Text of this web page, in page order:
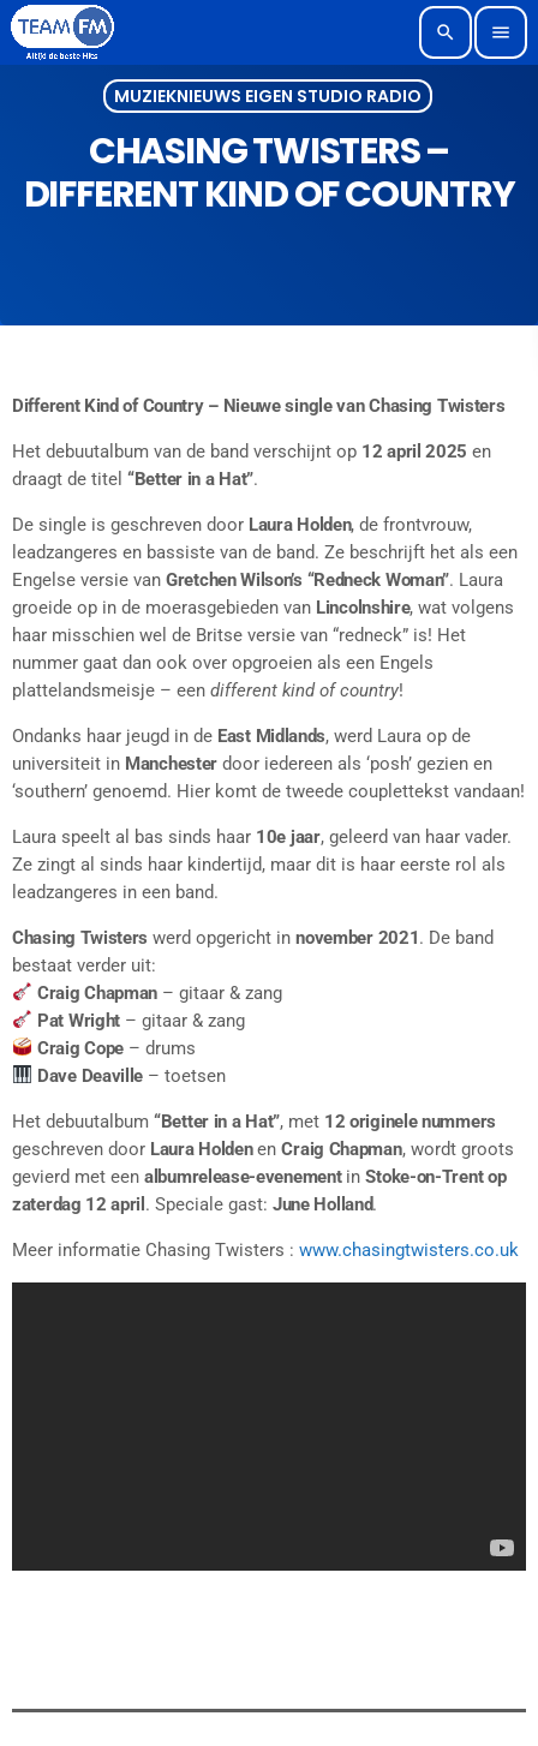
search menu
MUZIEKNIEUWS EIGEN STUDIO RADIO
CHASING TWISTERS –
DIFFERENT KIND OF COUNTRY
Different Kind of Country – Nieuwe single van Chasing Twisters
Het debuutalbum van de band verschijnt op 12 april 2025 en
draagt de titel “Better in a Hat”.
De single is geschreven door Laura Holden, de frontvrouw,
leadzangeres en bassiste van de band. Ze beschrijft het als een
Engelse versie van Gretchen Wilson’s “Redneck Woman”. Laura
groeide op in de moerasgebieden van Lincolnshire, wat volgens
haar misschien wel de Britse versie van “redneck” is! Het
nummer gaat dan ook over opgroeien als een Engels
plattelandsmeisje – een different kind of country!
Ondanks haar jeugd in de East Midlands, werd Laura op de
universiteit in Manchester door iedereen als ‘posh’ gezien en
‘southern’ genoemd. Hier komt de tweede couplettekst vandaan!
Laura speelt al bas sinds haar 10e jaar, geleerd van haar vader.
Ze zingt al sinds haar kindertijd, maar dit is haar eerste rol als
leadzangeres in een band.
Chasing Twisters werd opgericht innovember 2021. De band
bestaat verder uit:
Craig Chapman – gitaar & zang
Pat Wright – gitaar & zang
Craig Cope – drums
Dave Deaville – toetsen
Het debuutalbum “Better in a Hat”, met 12 originele nummers
geschreven door Laura HoldenenCraig Chapman, wordt groots
gevierd met een albumrelease-evenementinStoke-on-Trent op
zaterdag 12 april . Speciale gast: June Holland.
Meer informatie Chasing Twisters : www.chasingtwisters.co.uk